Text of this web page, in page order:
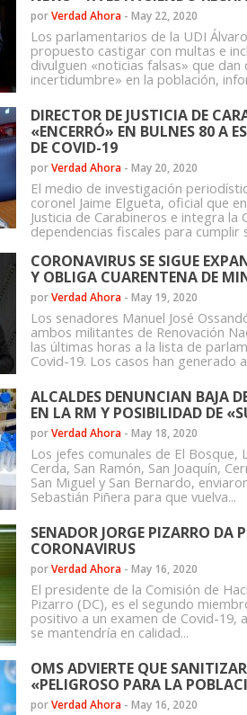
porVerdad Ahora - May 22, 2020
Los parlamentarios de la UDI
propuesto castigar con multas e
divulguen «noticias falsas» que
incertidumbre» en la población,
DIRECTOR DE JUSTICIA DE
«ENCERRÓ» EN BULNES 80 A
DE COVID-19
porVerdad Ahora - May 20, 2020
El medio de investigación
coronel Jaime Elgueta, oficial que
Justicia de Carabineros e integra la
dependencias fiscales para cumplir
CORONAVIRUS SE SIGUE
Y OBLIGA CUARENTENA DE
porVerdad Ahora - May 19, 2020
Los senadores Manuel José
ambos militantes de Renovación
las últimas horas a la lista de
Covid-19. Los casos han generado
ALCALDES DENUNCIAN BAJA
EN LA RM Y POSIBILIDAD DE
porVerdad Ahora - May 18, 2020
Los jefes comunales de El Bosque,
Cerda, San Ramón, San Joaquín,
San Miguel y San Bernardo,
Sebastián Piñera para que vuelva...
SENADOR JORGE PIZARRO DA
CORONAVIRUS
porVerdad Ahora - May 16, 2020
El presidente de la Comisión de
Pizarro (DC), es el segundo
positivo a un examen de Covid-19,
se mantendría en calidad...
OMS ADVIERTE QUE
«PELIGROSO PARA LA
porVerdad Ahora - May 16, 2020